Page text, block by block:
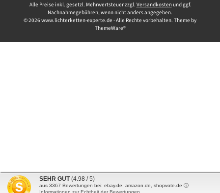
Alle Preise inkl. gesetzl. Mehrwertsteuer zzgl. Versandkostenund ggf.
Nachnahmegebühren, wenn nicht anders angegeben.
© 2026 www.lichterketten-experte.de - Alle Rechte vorbehalten. Theme by
ThemeWare®
SEHR GUT (4.98 / 5)
aus 3367 Bewertungen bei: ebay.de, amazon.de, shopvote.de ⓘ
Informationen zur Echtheit der Bewertungen